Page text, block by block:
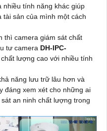
nhiều tính năng khác giúp
tài sản của mình một cách
thì camera giám sát chất
tư camera DH-IPC-
lượng cao với nhiều tính
năng lưu trữ lâu hơn và
đáng xem xét cho những ai
an ninh chất lượng trong